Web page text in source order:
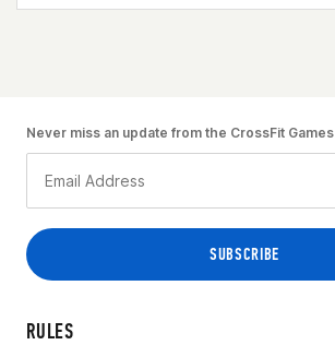
RULES
Never miss an update from the CrossFit Games